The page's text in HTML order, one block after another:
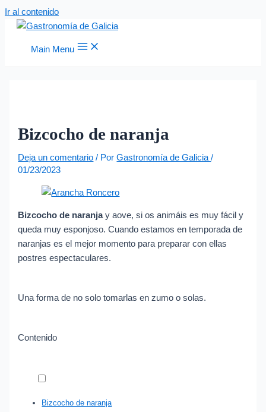
Ir al contenido
Main Menu
Bizcocho de naranja
Deja un comentario / PorGastronomía de Galicia/
01/23/2023
Bizcocho de naranjay aove, si os animáis es muy fácil y
queda muy esponjoso. Cuando estamos en temporada de
naranjas es el mejor momento para preparar con ellas
postres espectaculares.
Una forma de no solo tomarlas en zumo o solas.
Contenido
Bizcocho de naranja